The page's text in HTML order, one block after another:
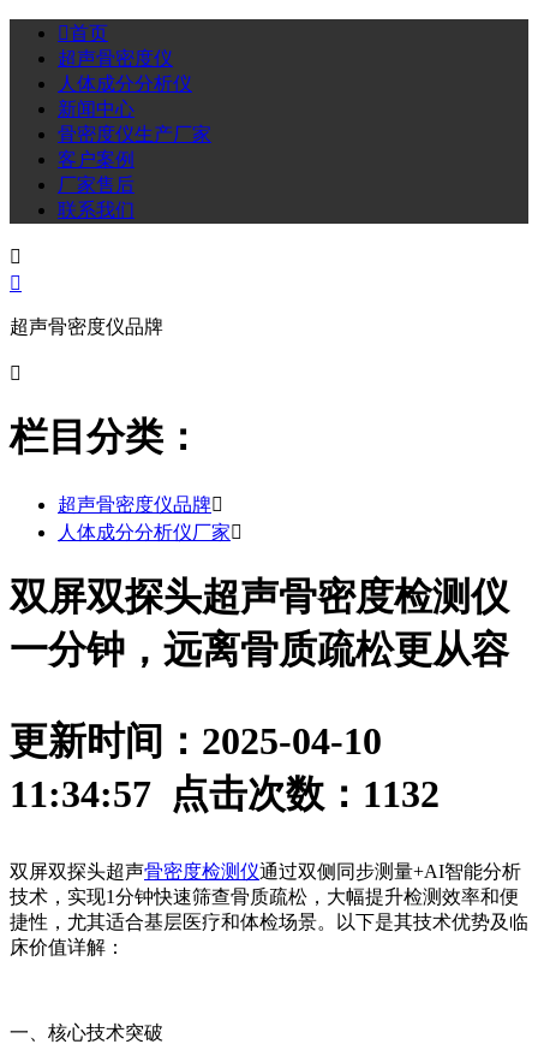
首页
超声骨密度仪
人体成分分析仪
新闻中心
骨密度仪生产厂家
客户案例
厂家售后
联系我们


超声骨密度仪品牌

栏目分类：
超声骨密度仪品牌
人体成分分析仪厂家
双屏双探头超声骨密度检测仪
一分钟，远离骨质疏松更从容
更新时间：2025-04-10
11:34:57 点击次数： 1132
双屏双探头超声骨密度检测仪通过双侧同步测量+AI智能分析
技术，实现1分钟快速筛查骨质疏松，大幅提升检测效率和便
捷性，尤其适合基层医疗和体检场景。以下是其技术优势及临
床价值详解：
一、核心技术突破